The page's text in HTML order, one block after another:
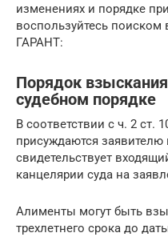
изменениях и порядке
воспользуйтесь поиском
ГАРАНТ:
Порядок
судебном порядке
В соответствии с ч. 2 ст.
присуждаются
свидетельствует
канцелярии суда на
Алименты могут быть
трехлетнего срока до